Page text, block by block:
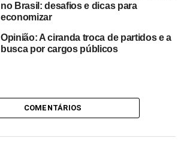
no Brasil: desafios e dicas para
economizar
Opinião: A ciranda troca de partidos e a
busca por cargos públicos
COMENTÁRIOS